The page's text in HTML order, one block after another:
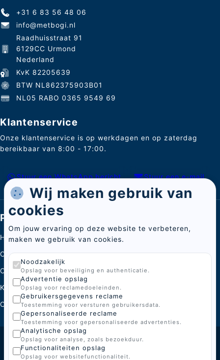
Wij maken gebruik van
cookies
Om jouw ervaring op deze website te verbeteren,
maken we gebruik van cookies.
Noodzakelijk
Opslag voor beveiliging en authenticatie.
Advertentie opslag
Opslag voor reclamedoeleinden.
Gebruikersgegevens reclame
Toestemming voor versturen gebruikersdata.
Gepersonaliseerde reclame
Toestemming voor gepersonaliseerde advertenties.
Analytische opslag
Opslag voor analyse, zoals bezoekduur.
Functionaliteiten opslag
Opslag voor websitefunctionaliteit.
+31 6 83 56 48 06
info@metbogi.nl
Raadhuisstraat 91
6129CC Urmond
Nederland
KvK 82205639
BTW NL862375903B01
NL05 RABO 0365 9549 69
Klantenservice
Onze klantenservice is op werkdagen en op zaterdag
bereikbaar van 8:00 - 17:00.
Stuur een WhatsApp bericht Stuur een e-mail
Pagina's
Home
Categorieën
Over ons
Kenniscentrum
Contact
© 2026 BoGi
Gemaakt door